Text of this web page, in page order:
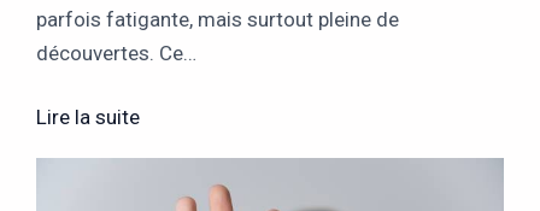
parfois fatigante, mais surtout pleine de
découvertes. Ce…
Lire la suite